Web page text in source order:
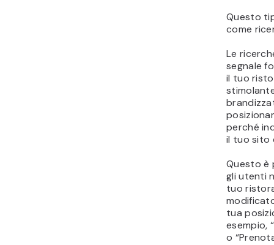
Questo
come
Le
segnale
il tuo
perché
il tuo sito
Questo è
gli utenti
tuo
tua
esempio,
o